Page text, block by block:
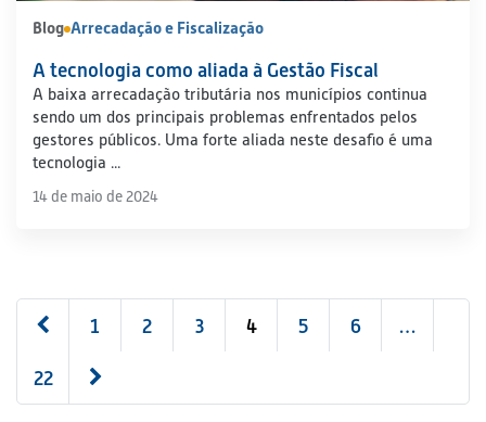
Blog Arrecadação e Fiscalização
A tecnologia como aliada à Gestão Fiscal
A baixa arrecadação tributária nos municípios continua
sendo um dos principais problemas enfrentados pelos
gestores públicos. Uma forte aliada neste desafio é uma
tecnologia ...
14 de maio de 2024
1 2 3 4 5 6 …
22